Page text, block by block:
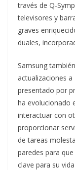
través de Q-
televisores y
graves
duales,
Samsung
actualizaciones
presentado por
ha evolucionado
interactuar con
proporcionar
de tareas
paredes para
clave para su